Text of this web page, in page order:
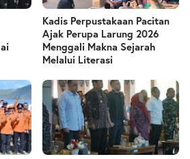
Kadis Perpustakaan Pacitan
Ajak Perupa Larung 2026
Menggali Makna Sejarah
Melalui Literasi